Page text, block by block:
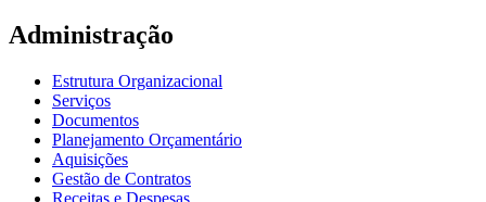
Administração
Estrutura Organizacional
Serviços
Documentos
Planejamento Orçamentário
Aquisições
Gestão de Contratos